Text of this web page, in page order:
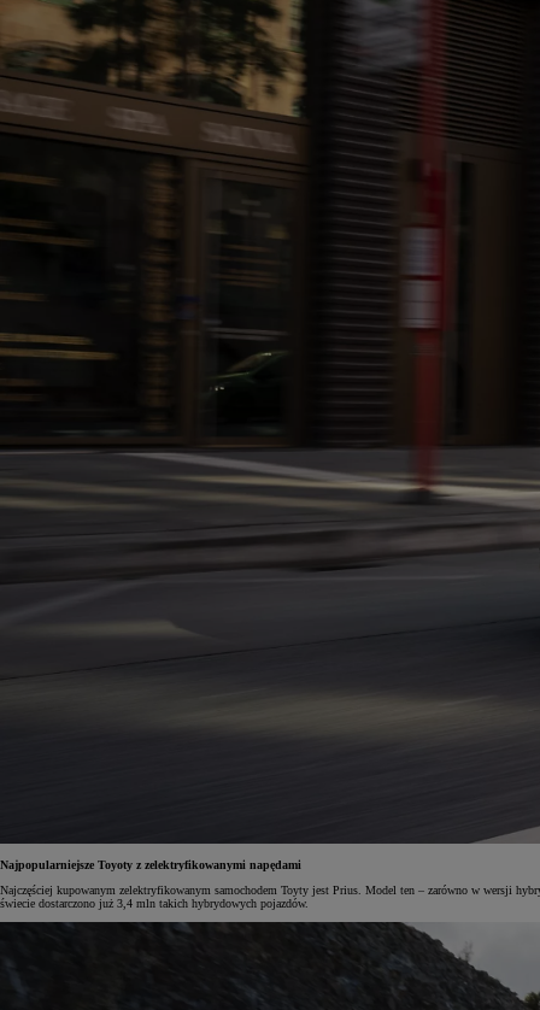
Najpopularniejsze Toyoty z zelektryfikowanymi napędami
Najczęściej kupowanym zelektryfikowanym samochodem Toyty jest Prius. Model ten – zarówno w wersji
świecie dostarczono już 3,4 mln takich hybrydowych pojazdów.